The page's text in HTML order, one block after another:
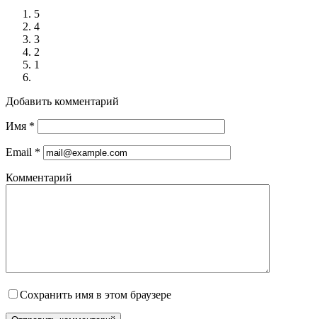
5
4
3
2
1
Добавить комментарий
Имя *
Email *
Комментарий
Сохранить имя в этом браузере